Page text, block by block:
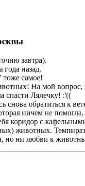
завтра).
года назад.
тоже самое!
На мой вопрос,
спасти Лялечку! :'((
снова обратиться к
ничем не
коридор с
животных.
но ни любви к